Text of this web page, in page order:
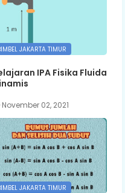
JAKARTA TIMUR
IPA Fisika Fluida
November 02, 2021
JAKARTA TIMUR